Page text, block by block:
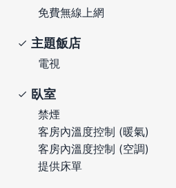
免費無線上網
主題飯店
電視
臥室
禁煙
客房內溫度控制 (暖氣)
客房內溫度控制 (空調)
提供床單